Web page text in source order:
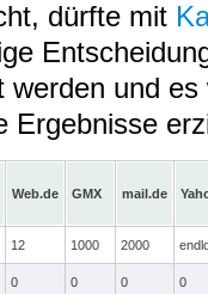
dürfte mit
werden und
Ergebnisse
Web.de GMX mail.de
12 1000 2000
0 0 0 0